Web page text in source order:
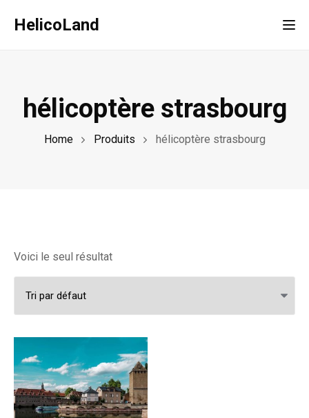
HelicoLand
hélicoptère strasbourg
Home Produits hélicoptère strasbourg
Voici le seul résultat